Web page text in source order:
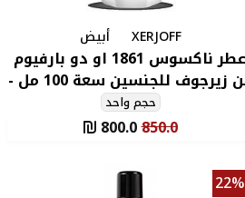
XERJOFF أبيض
عطر ناكسوس 1861 او دو بارفيوم
من زيرجوف للجنسين سعة 100 مل -
Xerjoff XJ 1861 Naxos EDP By
Xerjoff For Unisex 100ml
حجم واحد
850.0
800.0
22%